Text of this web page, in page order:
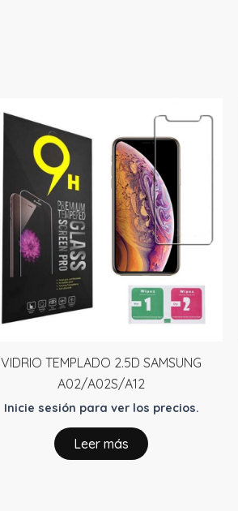
VIDRIO TEMPLADO 2.5D SAMSUNG
A02/A02S/A12
Inicie sesión para ver los precios.
Leer más